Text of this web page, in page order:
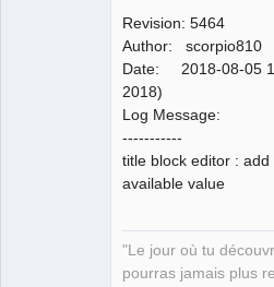
Revision: 5464
Author: scorpio810
Date: 2018-08-05
2018)
Log Message:
-----------
title block editor :
available value
"Le jour où tu
pourras jamais plus